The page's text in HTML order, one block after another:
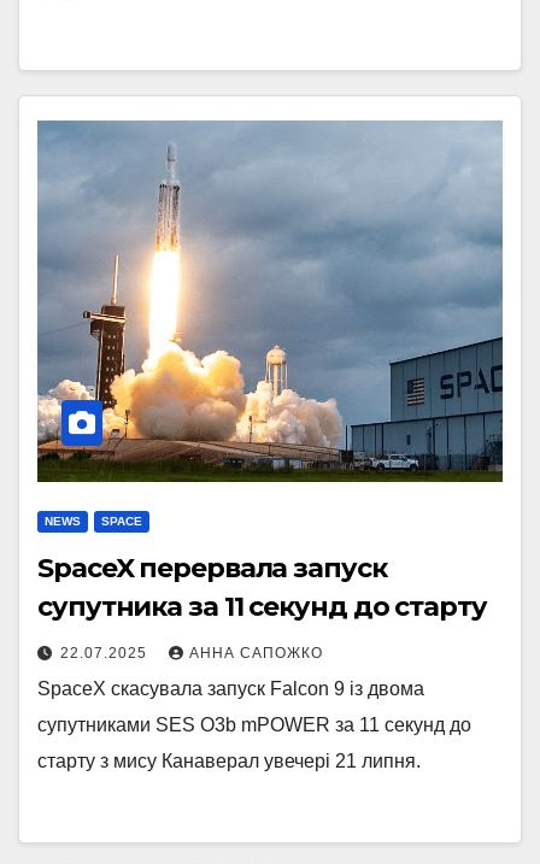
NEWS SPACE
SpaceX перервала запуск
супутника за 11 секунд до старту
22.07.2025 АННА САПОЖКО
SpaceX скасувала запуск Falcon 9 із двома
супутниками SES O3b mPOWER за 11 секунд до
старту з мису Канаверал увечері 21 липня.